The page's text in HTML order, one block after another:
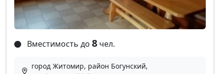
Вместимость до 8 чел.
город Житомир, район Богунский,